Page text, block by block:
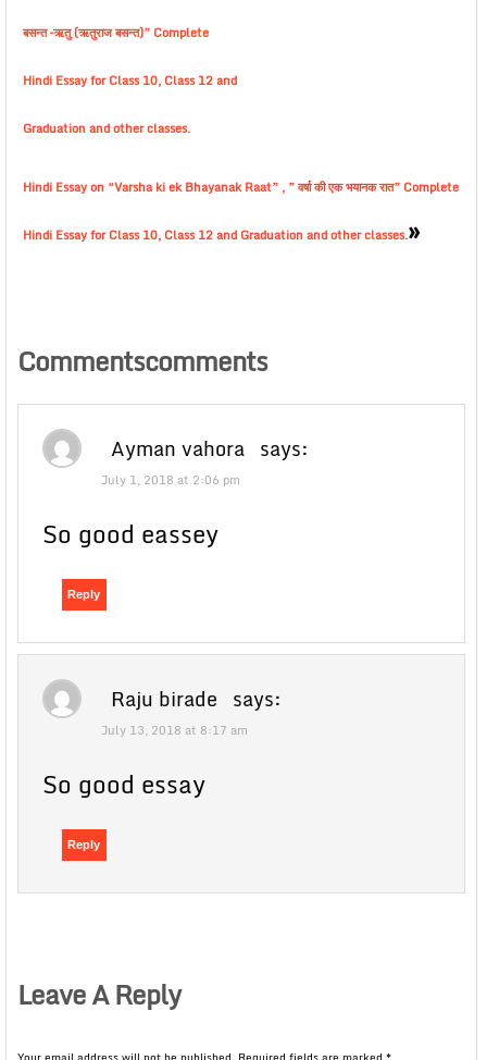
बसन्त –ऋतु (ऋतुराज बसन्त)” Complete
Hindi Essay for Class 10, Class 12 and
Graduation and other classes.
Hindi Essay on “Varsha ki ek Bhayanak Raat” , ” वर्षा की एक भयानक रात” Complete
Hindi Essay for Class 10, Class 12 and Graduation and other classes.»
Commentscomments
Ayman vahora says:
July 1, 2018 at 2:06 pm
So good eassey
Reply
Raju birade says:
July 13, 2018 at 8:17 am
So good essay
Reply
Leave A Reply
Your email address will not be published. Required fields are marked *